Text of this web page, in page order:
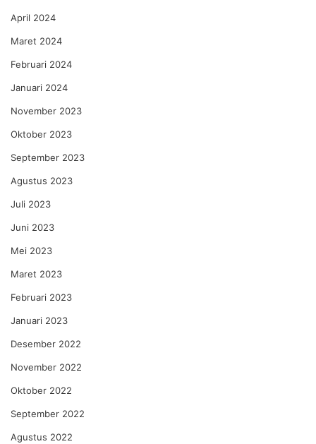
April 2024
Maret 2024
Februari 2024
Januari 2024
November 2023
Oktober 2023
September 2023
Agustus 2023
Juli 2023
Juni 2023
Mei 2023
Maret 2023
Februari 2023
Januari 2023
Desember 2022
November 2022
Oktober 2022
September 2022
Agustus 2022